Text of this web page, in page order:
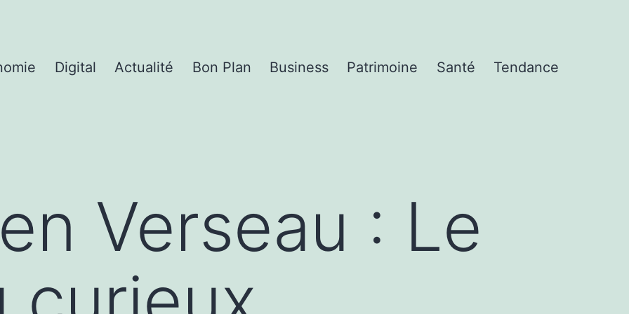
Digital Actualité Bon Plan Business Patrimoine Santé Tendance
Verseau : Le